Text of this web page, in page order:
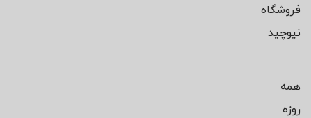
فروشگاه
نیوچید
همه
روزه